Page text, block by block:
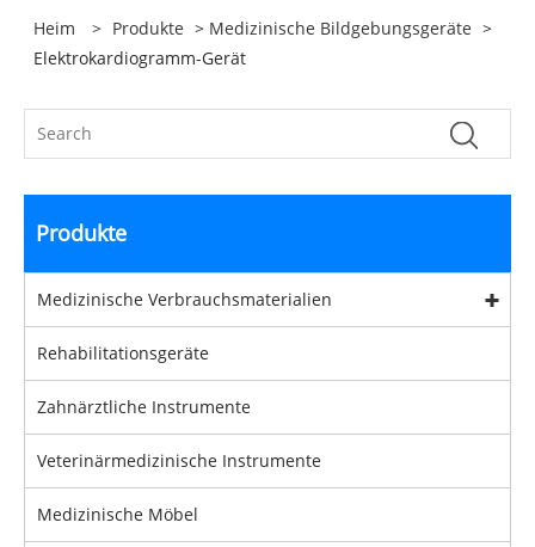
Heim > Produkte > Medizinische Bildgebungsgeräte >
Elektrokardiogramm-Gerät
Produkte
Medizinische Verbrauchsmaterialien
Rehabilitationsgeräte
Zahnärztliche Instrumente
Veterinärmedizinische Instrumente
Medizinische Möbel